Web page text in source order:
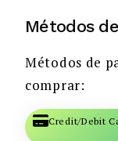
Métodos
Métodos de
comprar:
Credit/Debit